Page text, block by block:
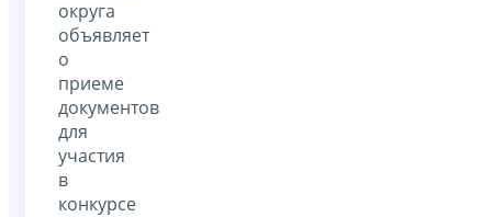
округа
объявляет
о
приеме
документов
для
участия
в
конкурсе